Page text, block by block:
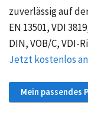
zuverlässig auf
EN 13501, VDI
DIN, VOB/C,
Jetzt kostenlos
Mein passendes